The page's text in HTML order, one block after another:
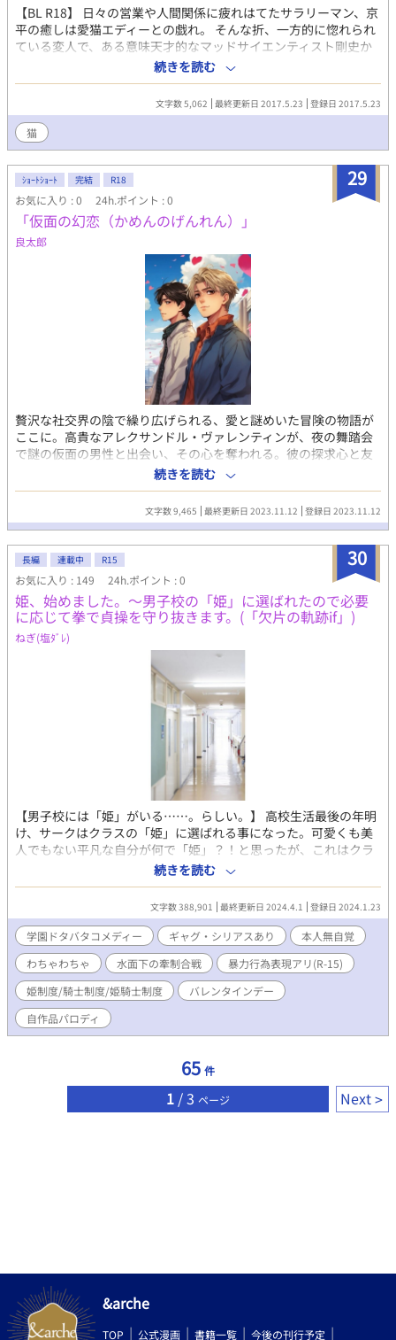
【BL R18】 日々の営業や人間関係に疲れはてたサラリーマン、京
平の癒しは愛猫エディーとの戯れ。 そんな折、一方的に惚れられ
ている変人で、ある意味天才的なマッドサイエンティスト剛史か
ら怪しげなクスリを施される。 その効果とは… ※スッゴク昔の作
品。面倒でほとんど添削もせず…。
続きを読む
文字数 5,062 最終更新日 2017.5.23 登録日 2017.5.23
猫
29
ｼｮｰﾄｼｮｰﾄ 完結 R18
お気に入り : 0 24h.ポイント : 0
「仮面の幻恋（かめんのげんれん）」
良太郎
贅沢な社交界の陰で繰り広げられる、愛と謎めいた冒険の物語が
ここに。高貴なアレクサンドル・ヴァレンティンが、夜の舞踏会
で謎の仮面の男性と出会い、その心を奪われる。彼の探求心と友
情、そして裏社会の影の力を巡りながら、彼は愛という幻想的な
世界に足を踏み入れる。 探偵レイラ・シャープの冷静な分析、裏
社会の謎めいた男エリック・ドゥヴァルの協力、そして社交界の
富豪ヴィクター・ロマノフの嫉妬心が絡み合い、物語は複雑な人
が試練に立ち向かう中で、彼らの過去が明らかにされ、感動的な
結末へと導かれる。 「仮面の幻恋」は、愛と謎に満ちた幻想的な
旅へと誘う、心揺さぶる物語の傑作です。
続きを読む
文字数 9,465 最終更新日 2023.11.12 登録日 2023.11.12
30
長編 連載中 R15
お気に入り : 149 24h.ポイント : 0
姫、始めました。〜男子校の「姫」に選ばれたので必要
に応じて拳で貞操を守り抜きます。(「欠片の軌跡if」)
ねぎ(塩ﾀﾞﾚ)
【男子校には「姫」がいる……。らしい。】 高校生活最後の年明
け、サークはクラスの「姫」に選ばれる事になった。可愛くも美
人でもない平凡な自分が何で「姫」？！と思ったが、これはクラ
スに目ぼしい姫タイプがいなかったC組の、バレンタインに各ク
ラスの「姫」に貢がれた物の数を競う「バレンタイン合戦」の為
の秘策だった……。サークの各レジェンド級ヒロイン系を抑えら
れる可能性…。それが「平凡激烈愛され系」だった……。聞いた
事もないその系統だと判断されたサークは、押し切られる形で数
カ月だけ「姫」をやる事になったのだが……。それが本人無自覚
の熾烈な争いになっていくとは、その時、クラスメイトも本人も
思いもしなかったのだ……。 ※この話は「欠片の軌跡」の「if」
となります。ですが本編とは全然違う話になっていますので、本
編を読んでいなくてもお楽しみ頂けます。 (同じ名前の人が出てく
るだけで違う世界の話となりますので、人間関係などもこちらは
殊嗜好作品)となりますので無関係の不特定多数の方の目にとまる
様な外部へのリンク付け等お止め下さい。ご配慮頂けますと幸い
です。(LGBTQとBL/R-18作品を好む好まないは異なる事項となり
続きを読む
文字数 388,901 最終更新日 2024.4.1 登録日 2024.1.23
学園ドタバタコメディー ギャグ・シリアスあり
本人無自覚
わちゃわちゃ
水面下の牽制合戦
暴力行為表現アリ(R-15)
姫制度/騎士制度/姫騎士制度
バレンタインデー
自作品パロディ
65 件
1 / 3 ページ Next
&arche
TOP 公式漫画 書籍一覧 今後の刊行予定